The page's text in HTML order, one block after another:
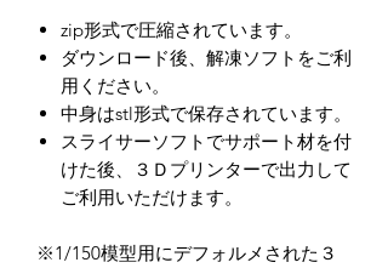
zip形式で圧縮されています。
ダウンロード後、解凍ソフトをご利
用ください。
中身はstl形式で保存されています。
スライサーソフトでサポート材を付
けた後、３Ｄプリンターで出力して
ご利用いただけます。
※1/150模型用にデフォルメされた３